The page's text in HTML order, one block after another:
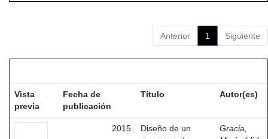
Anterior 1 Siguiente
Vista
previa
Fecha de
publicación
Título Autor(es)
2015
Diseño de un
Gracia,